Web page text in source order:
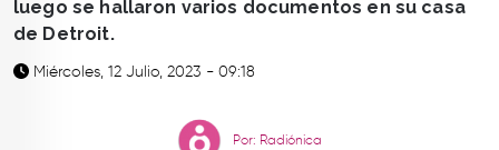
luego se hallaron varios documentos en su casa
de Detroit.
Miércoles, 12 Julio, 2023 - 09:18
Por: Radiónica